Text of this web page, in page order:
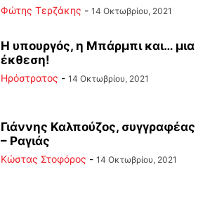
Φώτης Τερζάκης - 14 Οκτωβρίου, 2021
Η υπουργός, η Μπάρμπι και… μια
έκθεση!
Ηρόστρατος - 14 Οκτωβρίου, 2021
Γιάννης Καλπούζος, συγγραφέας
– Ραγιάς
Κώστας Στοφόρος - 14 Οκτωβρίου, 2021